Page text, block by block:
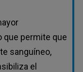
que permite que
sanguíneo,
el